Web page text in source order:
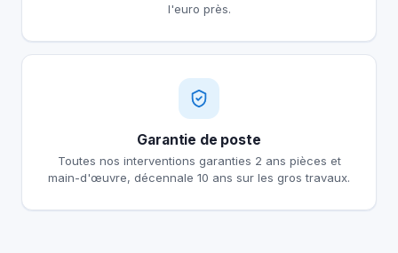
l'euro près.
Garantie de poste
Toutes nos interventions garanties 2 ans pièces et
main-d'œuvre, décennale 10 ans sur les gros travaux.